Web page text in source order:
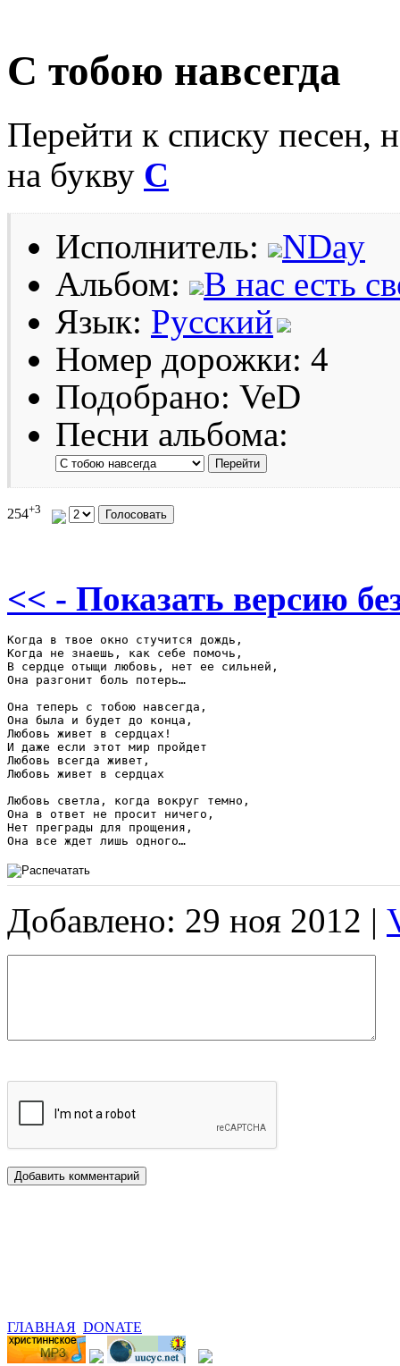
C тобою навсегда
Перейти к списку песен,
на букву C
Исполнитель:
NDay
Альбом:
В нас есть
Язык: Русский
Номер дорожки: 4
Подобрано: VeD
Песни альбома:
254+3
<< - Показать версию
Когда в твое окно стучится дождь,
Когда не знаешь, как себе помочь,
В сердце отыщи любовь, нет ее сильней,
Она разгонит боль потерь…
Она теперь с тобою навсегда,
Она была и будет до конца,
Любовь живет в сердцах!
И даже если этот мир пройдет
Любовь всегда живет,
Любовь живет в сердцах
Любовь светла, когда вокруг темно,
Она в ответ не просит ничего,
Нет преграды для прощения,
Она все ждет лишь одного…
Добавлено: 29 ноя 2012 |
ГЛАВНАЯ DONATE